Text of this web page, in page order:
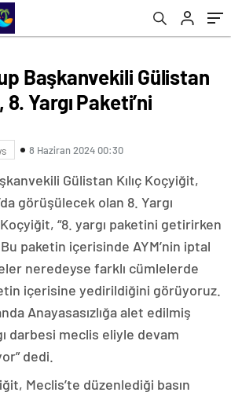
Başkanvekili Gülistan
8. Yargı Paketi’ni
8 Haziran 2024 00:30
Gülistan Kılıç Koçyiğit,
görüşülecek olan 8. Yargı
“8. yargı paketini getirirken
paketin içerisinde AYM’nin iptal
neredeyse farklı cümlelerde
içerisine yedirildiğini görüyoruz.
Anayasasızlığa alet edilmiş
darbesi meclis eliyle devam
dedi.
Meclis’te düzenlediği basın